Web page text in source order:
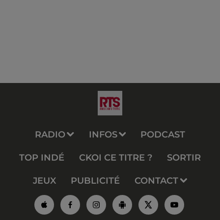
RADIO INFOS PODCAST
TOP INDÉ CKOI CE TITRE ? SORTIR
JEUX PUBLICITÉ CONTACT